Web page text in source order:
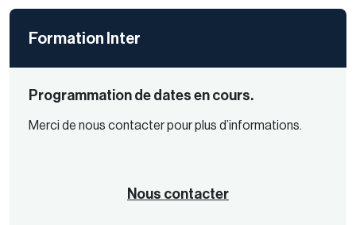
Formation Inter
Programmation de dates en cours.
Merci de nous contacter pour plus d’informations.
Nous contacter